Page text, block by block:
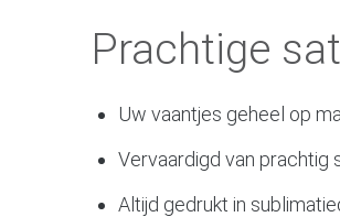
Prachtige
Uw vaantjes geheel op
Vervaardigd van prachtig
Altijd gedrukt in